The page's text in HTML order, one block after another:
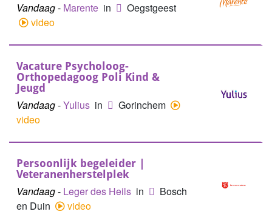
Vandaag- Marente in
Oegstgeest
video
Vacature Psycholoog-
Orthopedagoog Poli Kind &
Jeugd
Vandaag-Yulius in
Gorinchem
video
Persoonlijk begeleider |
Veteranenherstelplek
Vandaag- Leger des Heils in
Bosch
en Duin
video